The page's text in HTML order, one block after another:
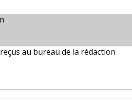
au bureau de la rédaction